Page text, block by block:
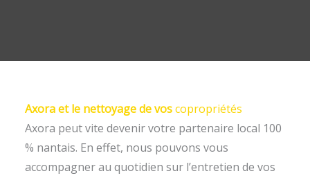
Axora et le nettoyage de voscopropriétés
Axora peut vite devenir votre partenaire local 100
% nantais. En effet, nous pouvons vous
accompagner au quotidien sur l’entretien de vos